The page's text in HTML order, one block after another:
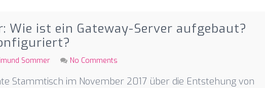
Wie ist ein Gateway-Server aufgebaut?
Sommer No Comments
Stammtisch im November 2017 über die Entstehung von